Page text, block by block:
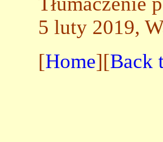
5 luty 2019,
[Home][Back